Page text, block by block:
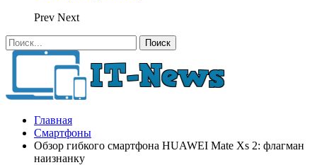
Prev Next
Главная
Смартфоны
Обзор гибкого смартфона HUAWEI Mate Xs 2: флагман
наизнанку